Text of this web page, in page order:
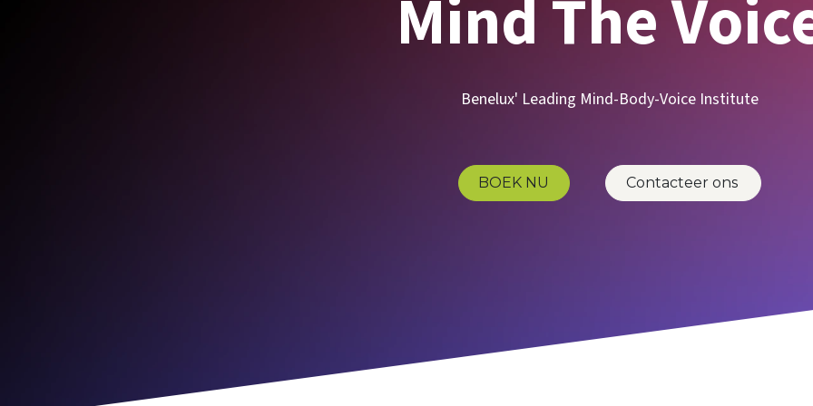
Mind The
Benelux' Leading Mind-Body-Voice Institute
BOEK NU Contacteer ons